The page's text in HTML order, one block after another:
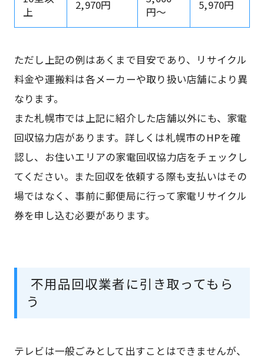
上
2,970円
円～
5,970円
ただし上記の例はあくまで目安であり、リサイクル
料金や運搬料は各メーカーや取り扱い店舗により異
なります。
また札幌市では上記に紹介した店舗以外にも、家電
回収協力店があります。詳しくは札幌市のHPを確
認し、お住いエリアの家電回収協力店をチェックし
てください。また回収を依頼する際も支払いはその
場ではなく、事前に郵便局に行って家電リサイクル
券を申し込む必要があります。
不用品回収業者に引き取ってもら
う
テレビは一般ごみとして出すことはできませんが、